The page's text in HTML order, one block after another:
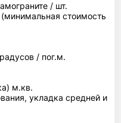
/ шт.
стоимость
/ пог.м.
м.кв.
укладка средней и